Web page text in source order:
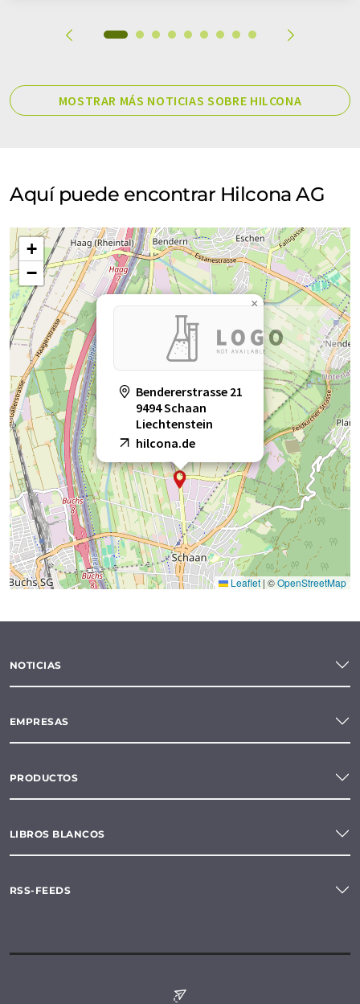
MOSTRAR MÁS NOTICIAS SOBRE HILCONA
Aquí puede encontrar Hilcona AG
Bendererstrasse 21
9494 Schaan
Liechtenstein
hilcona.de
×
+
−
Leaflet | ©OpenStreetMap
NOTICIAS
EMPRESAS
PRODUCTOS
LIBROS BLANCOS
RSS-FEEDS